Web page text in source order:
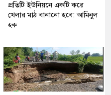
প্রতিটি ইউনিয়নে একটি করে
খেলার মাঠ বানানো হবে: আমিনুল
হক